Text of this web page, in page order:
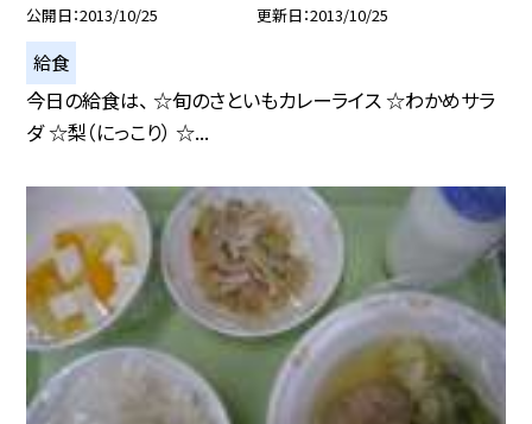
公開日 2013/10/25 更新日 2013/10/25
給食
今日の給食は、 ☆旬のさといもカレーライス ☆わかめサラ
ダ ☆梨（にっこり） ☆...